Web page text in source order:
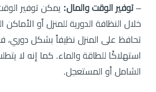
– توفير الوقت والمال: يمكن توفير
خلال النظافة الدورية للمنزل أو الأماكن
تحافظ على المنزل نظيفاً بشكل دوري،
استهلاكًا للطاقة والماء. كما إنه لا
الشامل أو المستعجل.